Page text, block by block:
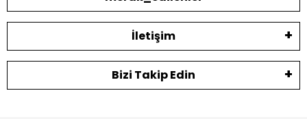
İletişim
Bizi Takip Edin